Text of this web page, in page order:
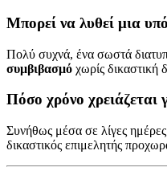
Μπορεί να λυθεί μια
Πολύ συχνά, ένα σωστά
συμβιβασμό χωρίς δικαστική
Πόσο χρόνο χρειάζεται
Συνήθως μέσα σε λίγες
δικαστικός επιμελητής